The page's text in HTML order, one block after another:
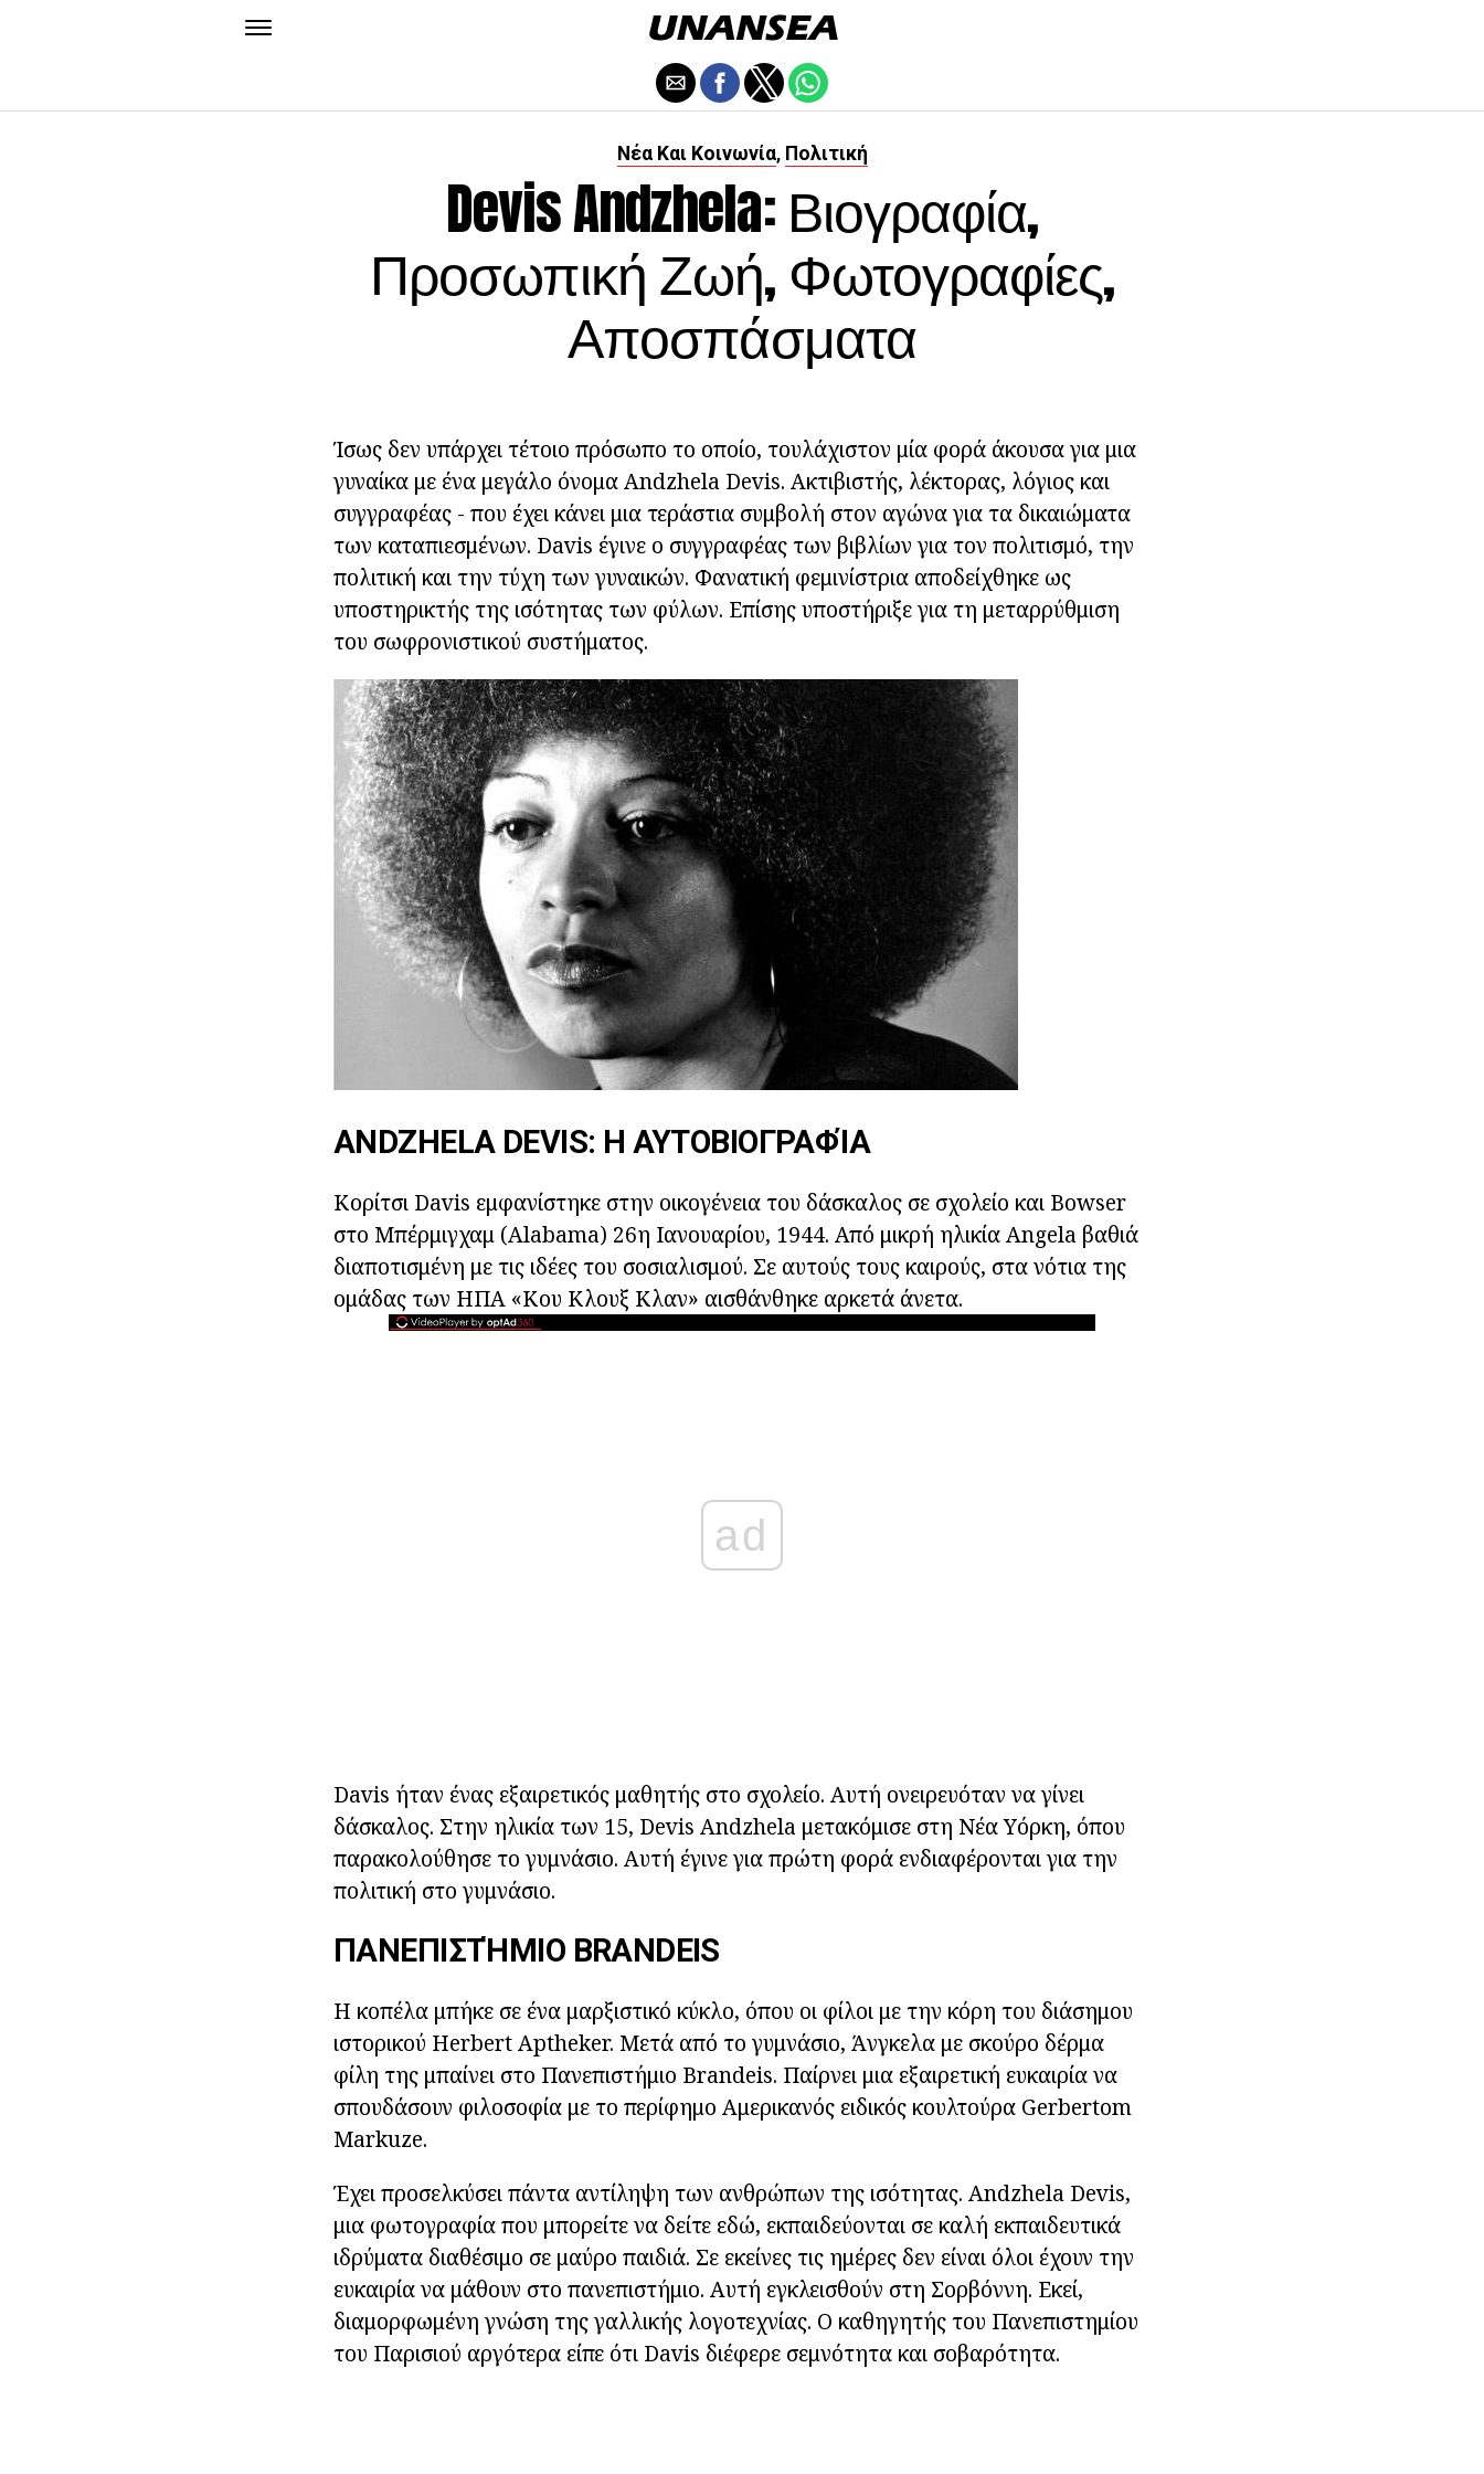
Νέα Και Κοινωνία, Πολιτική
Devis Andzhela: Βιογραφία,
Προσωπική Ζωή, Φωτογραφίες,
Αποσπάσματα
Ίσως δεν υπάρχει τέτοιο πρόσωπο το οποίο, τουλάχιστον μία φορά άκουσα για μια
γυναίκα με ένα μεγάλο όνομα Andzhela Devis. Ακτιβιστής, λέκτορας, λόγιος και
συγγραφέας - που έχει κάνει μια τεράστια συμβολή στον αγώνα για τα δικαιώματα
των καταπιεσμένων. Davis έγινε ο συγγραφέας των βιβλίων για τον πολιτισμό, την
πολιτική και την τύχη των γυναικών. Φανατική φεμινίστρια αποδείχθηκε ως
υποστηρικτής της ισότητας των φύλων. Επίσης υποστήριξε για τη μεταρρύθμιση
του σωφρονιστικού συστήματος.
ANDZHELA DEVIS: Η ΑΥΤΟΒΙΟΓΡΑΦΊΑ
Κορίτσι Davis εμφανίστηκε στην οικογένεια του δάσκαλος σε σχολείο και Bowser
στο Μπέρμιγχαμ (Alabama) 26η Ιανουαρίου, 1944. Από μικρή ηλικία Angela βαθιά
διαποτισμένη με τις ιδέες του σοσιαλισμού. Σε αυτούς τους καιρούς, στα νότια της
ομάδας των ΗΠΑ «Κου Κλουξ Κλαν» αισθάνθηκε αρκετά άνετα.
ad
Davis ήταν ένας εξαιρετικός μαθητής στο σχολείο. Αυτή ονειρευόταν να γίνει
δάσκαλος. Στην ηλικία των 15, Devis Andzhela μετακόμισε στη Νέα Υόρκη, όπου
παρακολούθησε το γυμνάσιο. Αυτή έγινε για πρώτη φορά ενδιαφέρονται για την
πολιτική στο γυμνάσιο.
ΠΑΝΕΠΙΣΤΉΜΙΟ BRANDEIS
Η κοπέλα μπήκε σε ένα μαρξιστικό κύκλο, όπου οι φίλοι με την κόρη του διάσημου
ιστορικού Herbert Aptheker. Μετά από το γυμνάσιο, Άνγκελα με σκούρο δέρμα
φίλη της μπαίνει στο Πανεπιστήμιο Brandeis. Παίρνει μια εξαιρετική ευκαιρία να
σπουδάσουν φιλοσοφία με το περίφημο Αμερικανός ειδικός κουλτούρα Gerbertom
Markuze.
Έχει προσελκύσει πάντα αντίληψη των ανθρώπων της ισότητας. Andzhela Devis,
μια φωτογραφία που μπορείτε να δείτε εδώ, εκπαιδεύονται σε καλή εκπαιδευτικά
ιδρύματα διαθέσιμο σε μαύρο παιδιά. Σε εκείνες τις ημέρες δεν είναι όλοι έχουν την
ευκαιρία να μάθουν στο πανεπιστήμιο. Αυτή εγκλεισθούν στη Σορβόννη. Εκεί,
διαμορφωμένη γνώση της γαλλικής λογοτεχνίας. Ο καθηγητής του Πανεπιστημίου
του Παρισιού αργότερα είπε ότι Davis διέφερε σεμνότητα και σοβαρότητα.